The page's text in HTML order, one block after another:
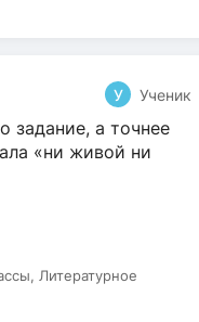
У Ученик
задание, а точнее
«ни живой ни
Литературное